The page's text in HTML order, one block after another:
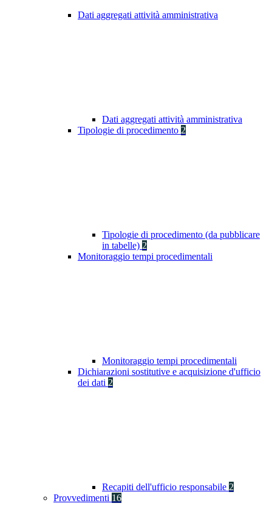
Dati aggregati attività amministrativa
Dati aggregati attività amministrativa
Tipologie di procedimento 2
Tipologie di procedimento (da pubblicare
in tabelle) 2
Monitoraggio tempi procedimentali
Monitoraggio tempi procedimentali
Dichiarazioni sostitutive e acquisizione d'ufficio
dei dati 2
Recapiti dell'ufficio responsabile 2
Provvedimenti 16